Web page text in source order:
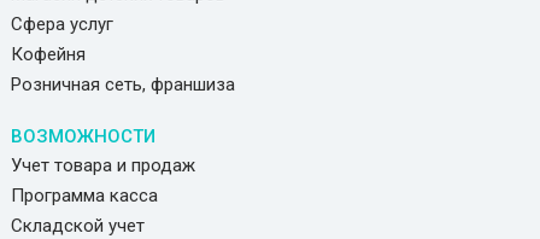
Сфера услуг
Кофейня
Розничная сеть, франшиза
ВОЗМОЖНОСТИ
Учет товара и продаж
Программа касса
Складской учет